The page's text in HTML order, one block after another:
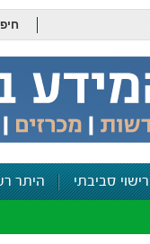
רישוי סביבתי היתר